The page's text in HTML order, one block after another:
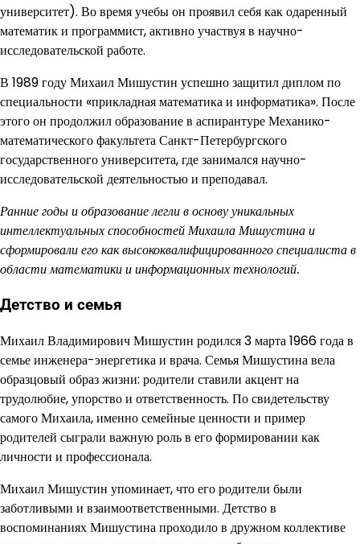
университет). Во время учебы он проявил себя как одаренный
математик и программист, активно участвуя в научно-
исследовательской работе.
В 1989 году Михаил Мишустин успешно защитил диплом по
специальности «прикладная математика и информатика». После
этого он продолжил образование в аспирантуре Механико-
математического факультета Санкт-Петербургского
государственного университета, где занимался научно-
исследовательской деятельностью и преподавал.
Ранние годы и образование легли в основу уникальных
интеллектуальных способностей Михаила Мишустина и
сформировали его как высококвалифицированного специалиста в
области математики и информационных технологий.
Детство и семья
Михаил Владимирович Мишустин родился 3 марта 1966 года в
семье инженера-энергетика и врача. Семья Мишустина вела
образцовый образ жизни: родители ставили акцент на
трудолюбие, упорство и ответственность. По свидетельству
самого Михаила, именно семейные ценности и пример
родителей сыграли важную роль в его формировании как
личности и профессионала.
Михаил Мишустин упоминает, что его родители были
заботливыми и взаимоответственными. Детство в
воспоминаниях Мишустина проходило в дружном коллективе